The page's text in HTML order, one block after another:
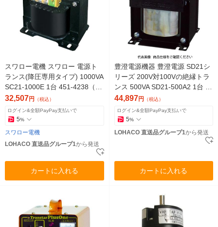
スワロー電機 スワロー 電源ト
ランス(降圧専用タイプ) 1000VA
SC21-1000E 1台 451-4238（直
送品）
32,507円 （税込）
ログイン&全額PayPay支払いで
5%
スワロー電機
LOHACO 直送品グループ1から発送
カートに入れる
豊澄電源機器 豊澄電源 SD21シ
リーズ 200V対100Vの絶縁トラ
ンス 500VA SD21-500A2 1台 47
5-6151（直送品）
44,897円 （税込）
ログイン&全額PayPay支払いで
5%
LOHACO 直送品グループ1から発送
カートに入れる